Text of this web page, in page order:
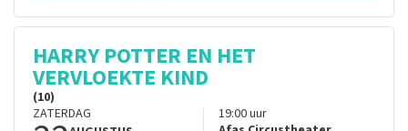
HARRY POTTER EN HET
VERVLOEKTE KIND
(10)
ZATERDAG
19:00uur